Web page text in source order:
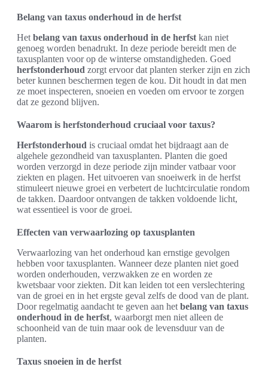
Belang van taxus onderhoud in de herfst
Het belang van taxus onderhoud in de herfst kan niet
genoeg worden benadrukt. In deze periode bereidt men de
taxusplanten voor op de winterse omstandigheden. Goed
herfstonderhoud zorgt ervoor dat planten sterker zijn en zich
beter kunnen beschermen tegen de kou. Dit houdt in dat men
ze moet inspecteren, snoeien en voeden om ervoor te zorgen
dat ze gezond blijven.
Waarom is herfstonderhoud cruciaal voor taxus?
Herfstonderhoud is cruciaal omdat het bijdraagt aan de
algehele gezondheid van taxusplanten. Planten die goed
worden verzorgd in deze periode zijn minder vatbaar voor
ziekten en plagen. Het uitvoeren van snoeiwerk in de herfst
stimuleert nieuwe groei en verbetert de luchtcirculatie rondom
de takken. Daardoor ontvangen de takken voldoende licht,
wat essentieel is voor de groei.
Effecten van verwaarlozing op taxusplanten
Verwaarlozing van het onderhoud kan ernstige gevolgen
hebben voor taxusplanten. Wanneer deze planten niet goed
worden onderhouden, verzwakken ze en worden ze
kwetsbaar voor ziekten. Dit kan leiden tot een verslechtering
van de groei en in het ergste geval zelfs de dood van de plant.
Door regelmatig aandacht te geven aan het belang van taxus
onderhoud in de herfst, waarborgt men niet alleen de
schoonheid van de tuin maar ook de levensduur van de
planten.
Taxus snoeien in de herfst